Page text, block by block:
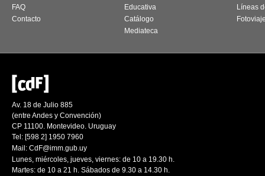
FAQ
Contacto
Educativa
Catálogo
Mediateca
Líneas
Av. 18 de Julio 885
(entre Andes y Convención)
CP 11100. Montevideo. Uruguay
Tel: [598 2] 1950 7960
Mail: CdF@imm.gub.uy
Lunes, miércoles, jueves, viernes: de 10 a 19.30 h.
Martes: de 10 a 21 h. Sábados de 9.30 a 14.30 h.